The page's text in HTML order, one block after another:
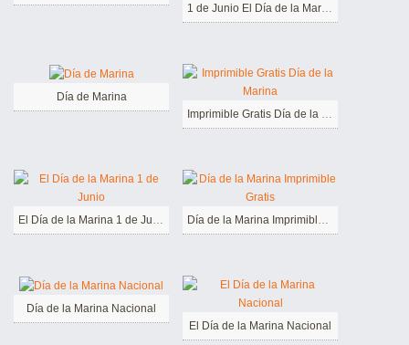
1 de Junio El Día de la Marina
Día de Marina
Imprimible Gratis Día de la Marina
El Día de la Marina 1 de Junio Día de la Marina Imprimible Gratis
Día de la Marina Nacional
El Día de la Marina Nacional